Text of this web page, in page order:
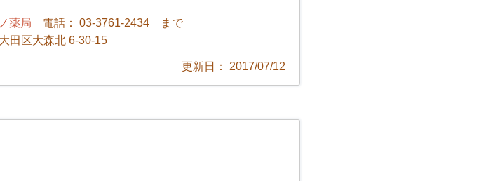
薬局 電話： 03-3761-2434 まで
田区大森北 6-30-15
更新日： 2017/07/12